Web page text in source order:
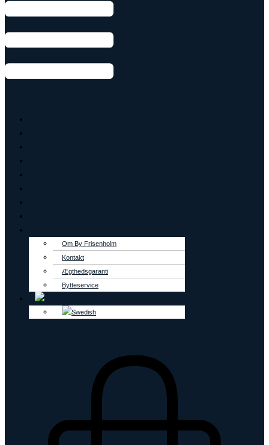
Om By Frisenholm
Kontakt
Ægthedsgaranti
Bytteservice